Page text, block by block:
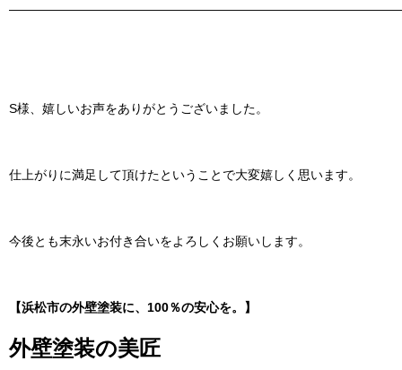
S様、嬉しいお声をありがとうございました。
仕上がりに満足して頂けたということで大変嬉しく思います。
今後とも末永いお付き合いをよろしくお願いします。
【浜松市の外壁塗装に、100％の安心を。】
外壁塗装の美匠